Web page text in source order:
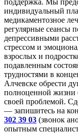
поддержка. Мы
индивидуальный
медикаментозное
регулярные сеансы
депрессивными
стрессом и
взрослых и
подавленным
трудностями в
Алчевске обрести
полноценной жизни
своей проблемой.
— запишитесь на
302 39 03 (звонок
опытным